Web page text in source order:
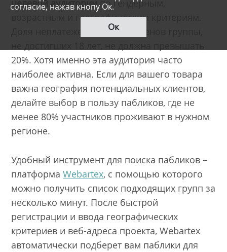
целевой аудиториипо гендерным,
возрастным и географическим критериям.
Доля неплатежеспособных членов группы,
20%. Хотя именно эта аудитория часто
наиболее активна. Если для вашего товара
важна география потенциальных клиентов,
делайте выбор в пользу пабликов, где не
менее 80% участников проживают в нужном
регионе.
Удобный инструмент для поиска пабликов –
платформаWebartex, с помощью которого
можно получить список подходящих групп за
несколько минут. После быстрой
регистрации и ввода географических
критериев и веб-адреса проекта, Webartex
автоматически подберет вам паблики для
согласие, нажав кнопу Ок.
Ок